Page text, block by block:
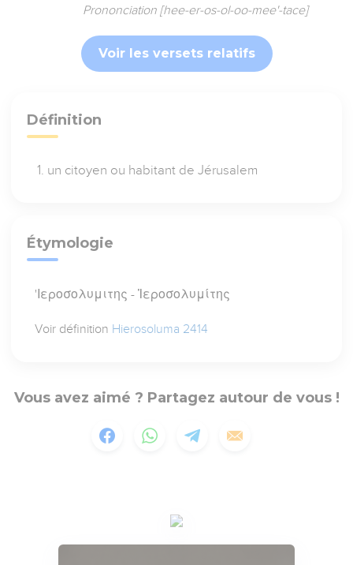
Prononciation [hee-er-os-ol-oo-mee'-tace]
Voir les versets relatifs
Définition
un citoyen ou habitant de Jérusalem
Étymologie
'Ιεροσολυμιτης - Ἱεροσολυμίτης
Voir définition Hierosoluma 2414
Vous avez aimé ? Partagez autour de vous !